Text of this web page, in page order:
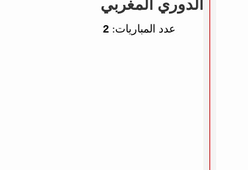
الدوري المغربي
عدد المباريات: 2